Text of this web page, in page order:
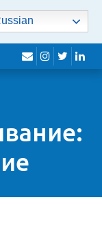
конвертInstagram
twitter